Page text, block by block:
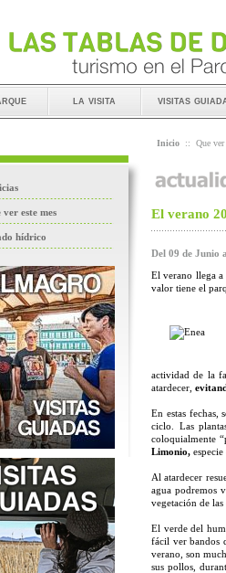
la visita visitas
ver este mes
hídrico
Inicio :: Que ver
El verano
Del 09 de Junio
El verano llega a
valor tiene el
actividad de la
atardecer,
En estas fechas,
ciclo. Las
coloquialmente
Limonio,
Al atardecer
agua podremos
vegetación de
El verde del
fácil ver bandos
verano, son
sus pollos,